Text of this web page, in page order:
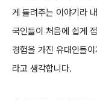
게 들려주는 이야기라
국인들이 처음에 쉽게
경험을 가진 유대인들
라고 생각합니다.